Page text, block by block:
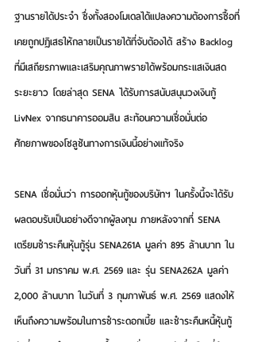
ฐานรายได้ประจำ ซึ่งทั้งสองโมเดลได้แปลงความต้องการซื้อที่
เคยถูกปฏิเสธให้กลายเป็นรายได้ที่จับต้องได้ สร้าง Backlog
ที่มีเสถียรภาพและเสริมคุณภาพรายได้พร้อมกระแสเงินสด
ระยะยาว โดยล่าสุด SENA ได้รับการสนับสนุนวงเงินกู้
LivNex จากธนาคารออมสิน สะท้อนความเชื่อมั่นต่อ
ศักยภาพของโซลูชันทางการเงินนี้อย่างแท้จริง
SENA เชื่อมั่นว่า การออกหุ้นกู้ของบริษัทฯ ในครั้งนี้จะได้รับ
ผลตอบรับเป็นอย่างดีจากผู้ลงทุน ภายหลังจากที่ SENA
เตรียมชำระคืนหุ้นกู้รุ่น SENA261A มูลค่า 895 ล้านบาท ใน
วันที่ 31 มกราคม พ.ศ. 2569 และ รุ่น SENA262A มูลค่า
2,000 ล้านบาท ในวันที่ 3 กุมภาพันธ์ พ.ศ. 2569 แสดงให้
เห็นถึงความพร้อมในการชำระดอกเบี้ย และชำระคืนหนี้หุ้นกู้